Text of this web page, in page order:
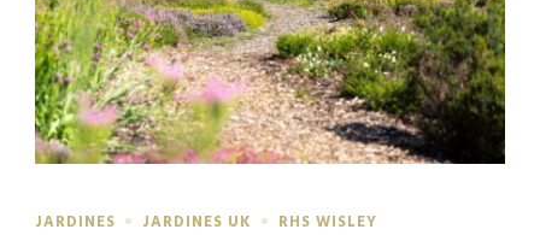
JARDINES JARDINES UK RHS WISLEY